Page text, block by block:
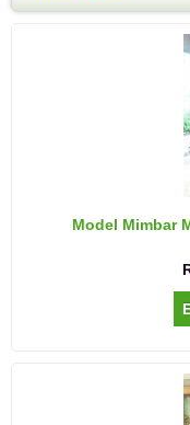
Model Mimbar